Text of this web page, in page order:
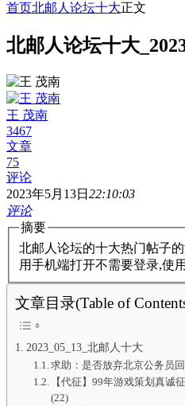
首页北邮人论坛十大正文
北邮人论坛十大
王 茂南
3467
文章
75
评论
2023年5月13日 22:10:03
评论
摘要
北邮人论坛的十大热门帖子
用手机端打开不需要登录,使
文章目录(Table of
2023_05_13_北邮人十大
求助：是否放弃北京公务员
【代征】99年游戏策划真诚
(22)